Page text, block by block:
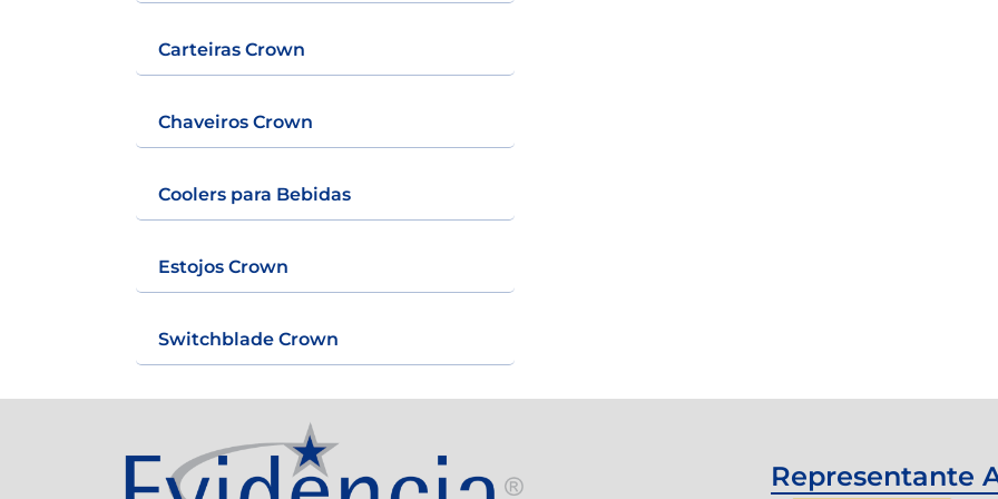
Carteiras Crown
Chaveiros Crown
Coolers para Bebidas
Estojos Crown
Switchblade Crown
Representante